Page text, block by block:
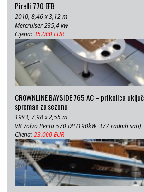
Pirelli 770 EFB
2010, 8,46 x 3,12 m
Mercruiser 235,4 kw
Cijena:35.000 EUR
CROWNLINE BAYSIDE 765 AC – prikolica
spreman za sezonu
1993, 7,98 x 2,55 m
V8 Volvo Penta 570 DP (190kW, 377 radnih sati)
Cijena:23.000 EUR